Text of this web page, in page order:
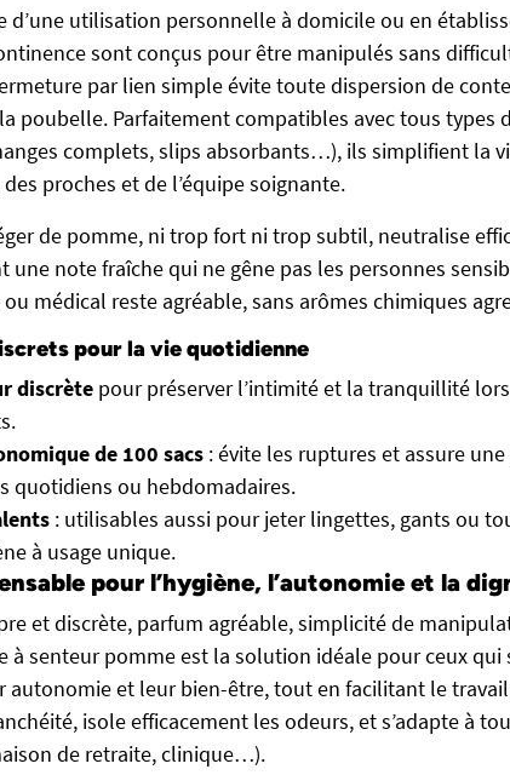
d’une utilisation personnelle à domicile ou en
sont conçus pour être manipulés sans
par lien simple évite toute dispersion de
poubelle. Parfaitement compatibles avec tous types
complets, slips absorbants…), ils simplifient la
proches et de l’équipe soignante.
de pomme, ni trop fort ni trop subtil, neutralise
une note fraîche qui ne gêne pas les personnes
médical reste agréable, sans arômes chimiques
pour la vie quotidienne
discrète pour préserver l’intimité et la tranquillité
de 100 sacs : évite les ruptures et assure
quotidiens ou hebdomadaires.
: utilisables aussi pour jeter lingettes, gants ou
à usage unique.
pour l’hygiène, l’autonomie et la
et discrète, parfum agréable, simplicité de
à senteur pomme est la solution idéale pour ceux
autonomie et leur bien-être, tout en facilitant le travail
isole efficacement les odeurs, et s’adapte à
de retraite, clinique…).